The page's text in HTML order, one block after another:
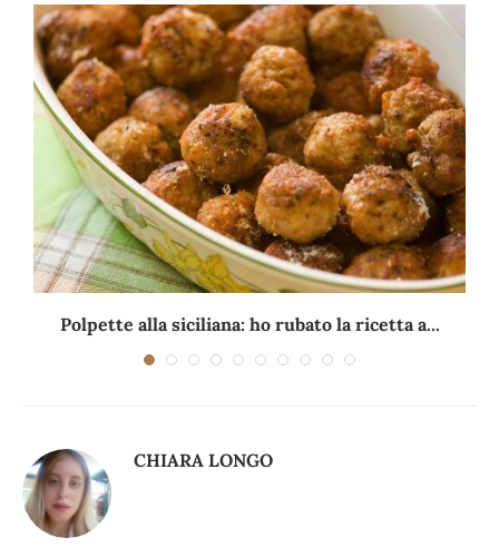
Polpette alla siciliana: ho rubato la ricetta a...
CHIARA LONGO